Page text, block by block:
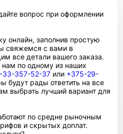
вопрос при оформлении
онлайн, заполнив простую
свяжемся с вами в
все детали вашего заказа.
по одному из наших
33-357-52-37 или +375-29-
будут рады ответить на все
выбрать лучший вариант для
по средне рыночным
и скрытых доплат.